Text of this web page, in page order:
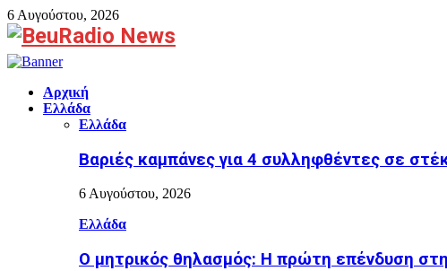
6 Αυγούστου, 2026
Facebook
Αρχική
Ελλάδα
Ελλάδα
Βαριές καμπάνες για 4 συλληφθέντες σε
6 Αυγούστου, 2026
Ελλάδα
Ο μητρικός θηλασμός: Η πρώτη επένδυση